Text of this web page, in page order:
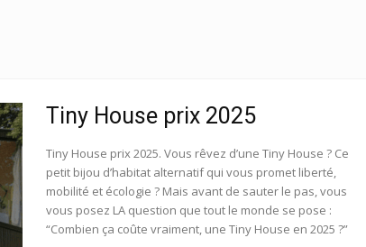
House
France
Tiny House prix 2025
Tiny House prix 2025. Vous rêvez d’une Tiny House ? Ce
petit bijou d’habitat alternatif qui vous promet liberté,
mobilité et écologie ? Mais avant de sauter le pas, vous
vous posez LA question que tout le monde se pose :
“Combien ça coûte vraiment, une Tiny House en 2025 ?”